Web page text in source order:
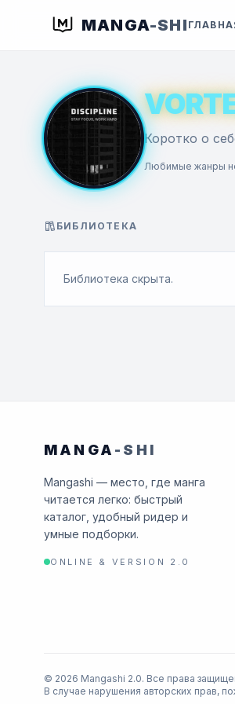
MANGA-SHI
Коротко о
Любимые жанры
БИБЛИОТЕКА
Библиотека скрыта.
MANGA -SHI
Mangashi — место, где манга
читается легко: быстрый
каталог, удобный ридер и
умные подборки.
ONLINE & VERSION 2.0
© 2026 Mangashi 2.0. Все права
В случае нарушения авторских прав,